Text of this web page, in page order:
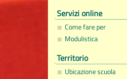
Servizi online
Come fare per
Modulistica
Territorio
Ubicazione scuola